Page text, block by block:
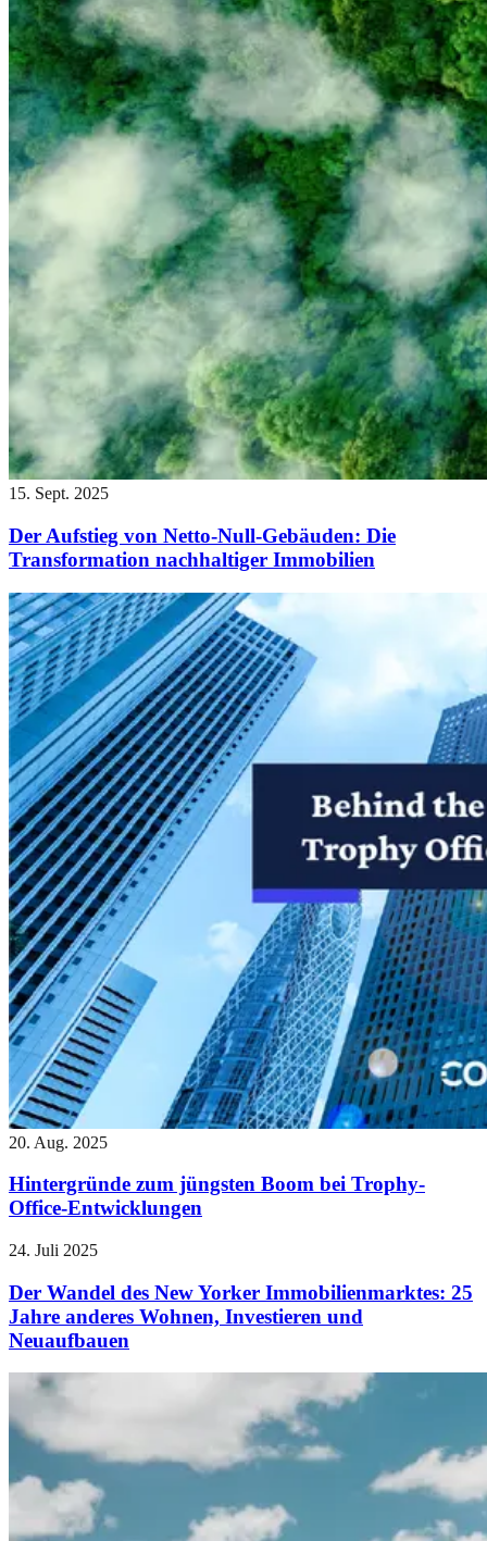
15. Sept. 2025
Der Aufstieg von Netto-Null-Gebäuden: Die
Transformation nachhaltiger Immobilien
20. Aug. 2025
Hintergründe zum jüngsten Boom bei Trophy-
Office-Entwicklungen
24. Juli 2025
Der Wandel des New Yorker Immobilienmarktes: 25
Jahre anderes Wohnen, Investieren und
Neuaufbauen